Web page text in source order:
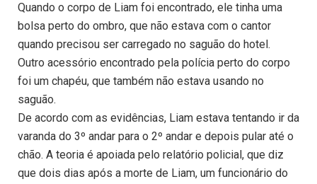
Quando o corpo de Liam foi encontrado, ele tinha uma
bolsa perto do ombro, que não estava com o cantor
quando precisou ser carregado no saguão do hotel.
Outro acessório encontrado pela polícia perto do corpo
foi um chapéu, que também não estava usando no
saguão.
De acordo com as evidências, Liam estava tentando ir da
varanda do 3º andar para o 2º andar e depois pular até o
chão. A teoria é apoiada pelo relatório policial, que diz
que dois dias após a morte de Liam, um funcionário do